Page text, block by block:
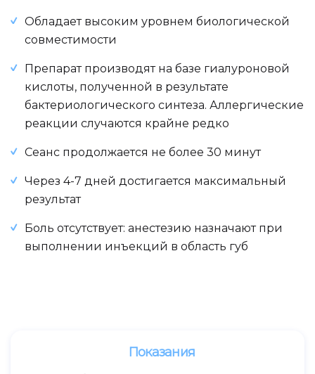
Обладает высоким уровнем биологической
совместимости
Препарат производят на базе гиалуроновой
кислоты, полученной в результате
бактериологического синтеза. Аллергические
реакции случаются крайне редко
Сеанс продолжается не более 30 минут
Через 4-7 дней достигается максимальный
результат
Боль отсутствует: анестезию назначают при
выполнении инъекций в область губ
Показания